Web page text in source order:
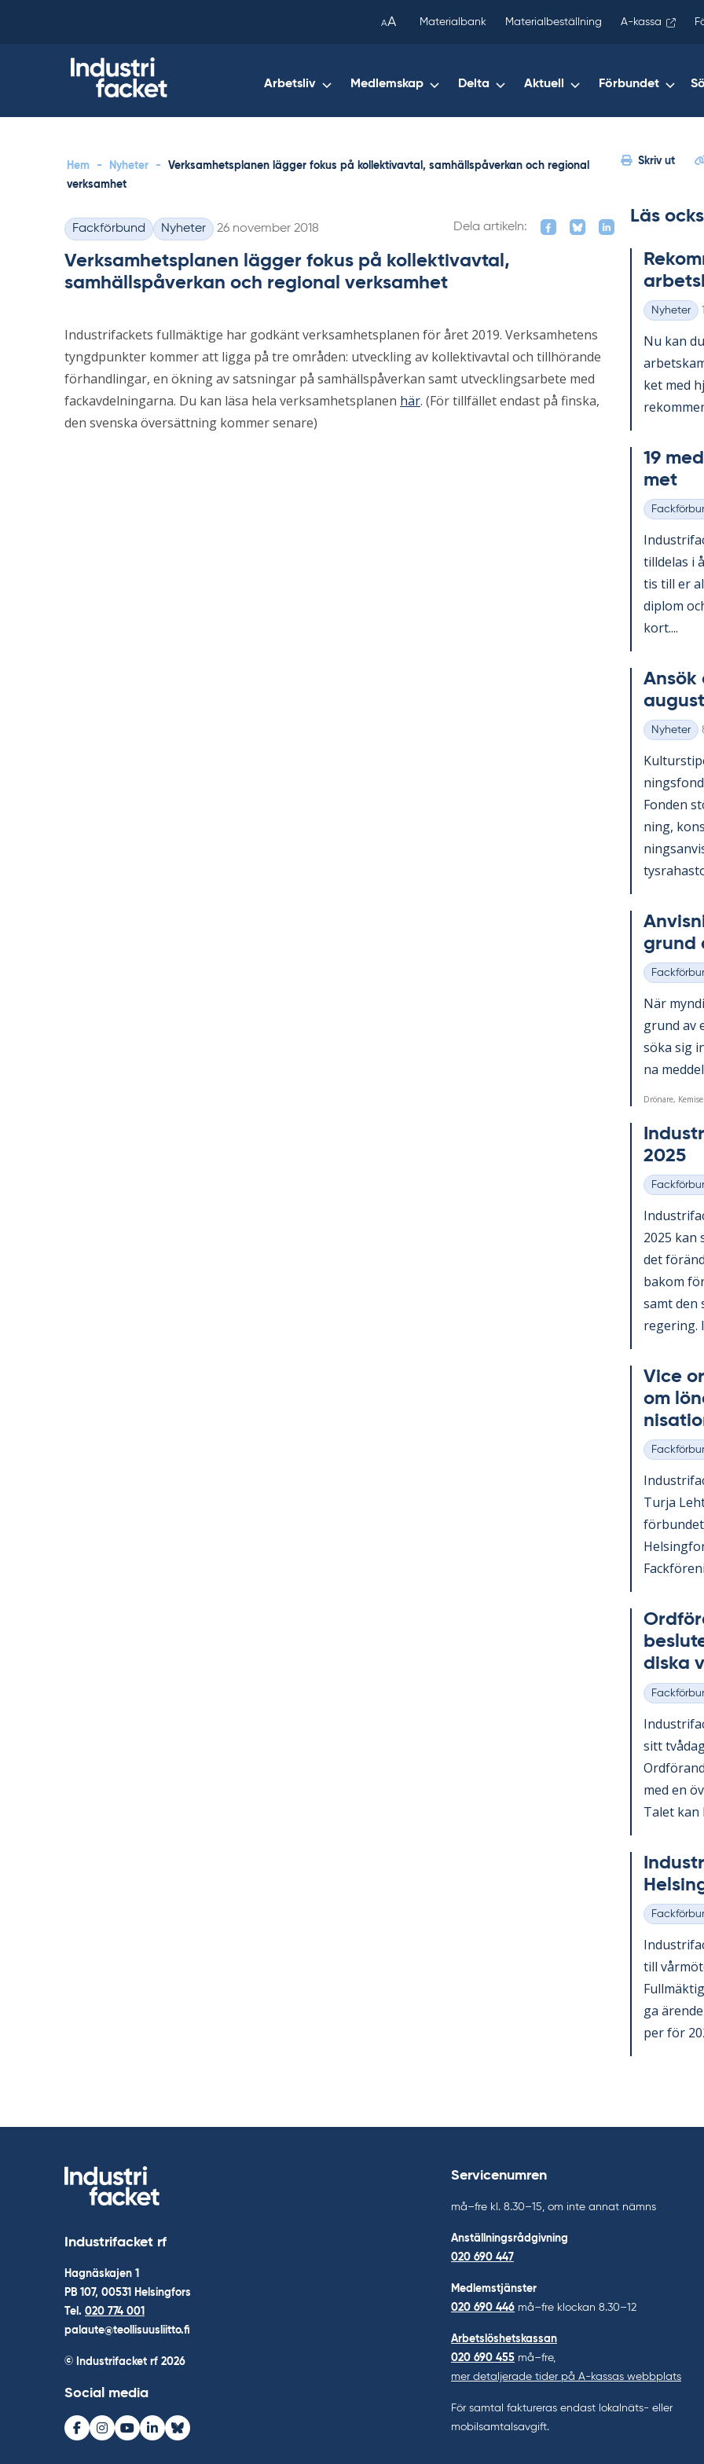
AA Materialbank Materialbeställning A-kassa
Arbetsliv Medlemskap Delta Aktuell Förbundet
Hem - Nyheter -
Verksamhetsplanen lägger fokus på kollektivavtal, samhällspåverkan och regional
verksamhet
Skriv ut
Kategorier
Fackförbund Nyheter Skriven
26 november 2018 Dela artikeln:
Verksamhetsplanen lägger fokus på kollektivavtal,
samhällspåverkan och regional verksamhet
Industrifackets fullmäktige har godkänt verksamhetsplanen för året 2019. Verksamhetens
tyngdpunkter kommer att ligga på tre områden: utveckling av kollektivavtal och tillhörande
förhandlingar, en ökning av satsningar på samhällspåverkan samt utvecklingsarbete med
fackavdelningarna. Du kan läsa hela verksamhetsplanen här. (För tillfället endast på finska,
den svenska översättning kommer senare)
Läs
Kategorier
Nyheter
Nu kan
ket med
19
met
Kategorier
till­de­las i
tis till er
diplom
kort....
An­sök
Kategorier
Nyheter
Fon­den
ning,
grund
Kategorier
När
grund av
söka sig
na
Drönare,
2025
Kategorier
2025 kan
det
bakom
samt den
re­ge­ring.
Vice
om
Kategorier
Turja
dis­ka
Kategorier
sitt
med en
Ta­let kan
Kategorier
till
ga
per för
copied
your
clipboard.)
Industrifacket rf
Hagnäskajen 1
PB 107, 00531 Helsingfors
Tel. 020 774 001
palaute@teollisuusliitto.fi
© Industrifacket rf 2026
Social media
Facebook
Instagram
Youtube
LinkedInBluesky
Servicenumren
må–fre kl. 8.30–15, om inte annat nämns
Anställningsrådgivning
020 690 447
Medlemstjänster
020 690 446 må–fre klockan 8.30–12
Arbetslöshetskassan
020 690 455 må–fre,
mer detaljerade tider på A-kassas webbplats
För samtal faktureras endast lokalnäts- eller
mobilsamtalsavgift.